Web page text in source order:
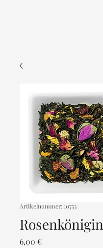
Artikelnummer: 10753
Rosenkönigin
6,00 €Preis